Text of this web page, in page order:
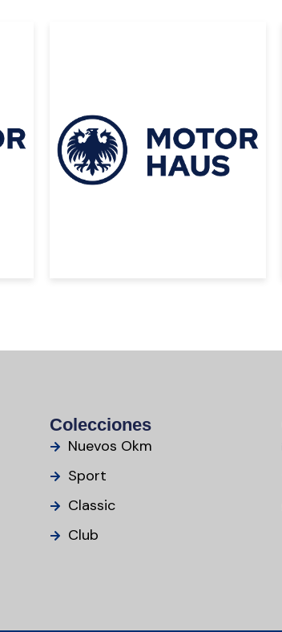
TRD PRO IFORCE
MAX 2026 NEGRO
USD
Colecciones
Nuevos Okm
Sport
Classic
Club